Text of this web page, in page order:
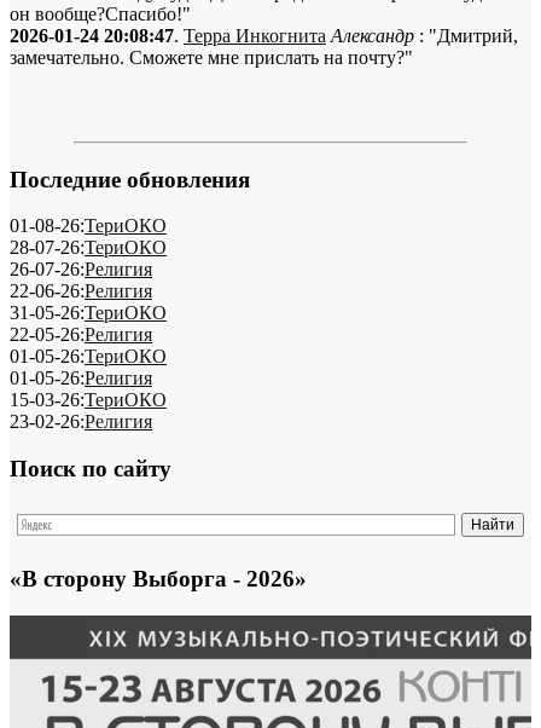
он вообще?Спасибо!"
2026-01-24 20:08:47. Терра Инкогнита Александр : "Дмитрий,
замечательно. Сможете мне прислать на почту?"
Последние обновления
01-08-26:ТериОКО
28-07-26:ТериОКО
26-07-26:Религия
22-06-26:Религия
31-05-26:ТериОКО
22-05-26:Религия
01-05-26:ТериОКО
01-05-26:Религия
15-03-26:ТериОКО
23-02-26:Религия
Поиск по сайту
«В сторону Выборга - 2026»